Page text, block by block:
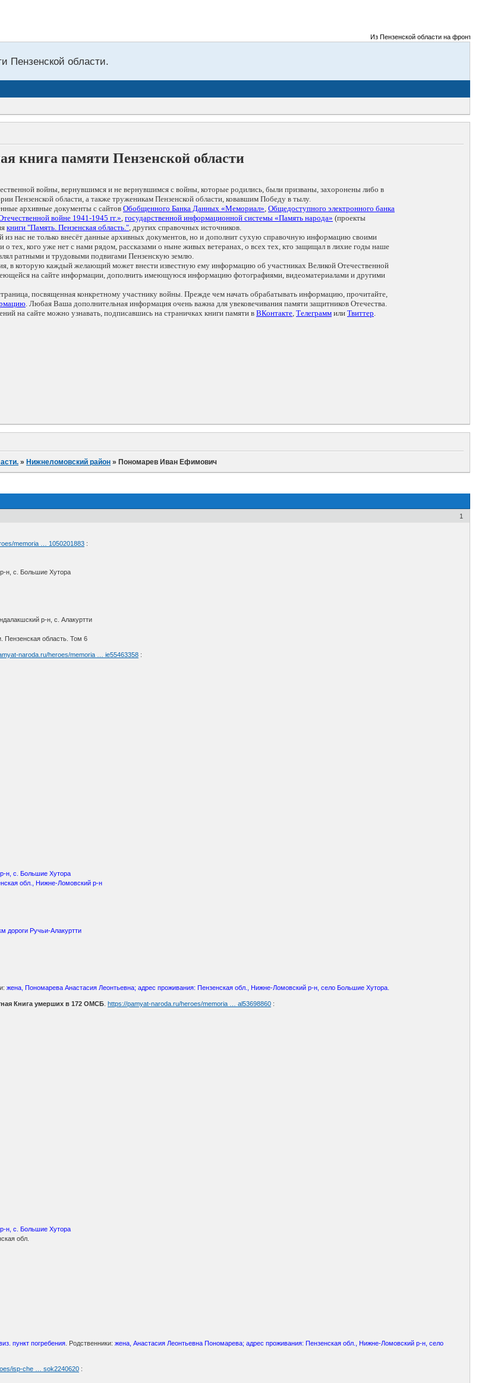
Из Пензенской области на фронты
Пензенской области.
книга памяти Пензенской области
войны, вернувшимся и не вернувшимся с войны, которые родились, были призваны, захоронены либо в
Пензенской области, а также труженикам Пензенской области, ковавшим Победу в тылу.
архивные документы с сайтов Обобщенного Банка Данных «Мемориал», Общедоступного электронного банка
войне 1941-1945 гг.», государственной информационной системы «Память народа» (проекты
книги "Память. Пензенская область.", других справочных источников.
из нас не только внесёт данные архивных документов, но и дополнит сухую справочную информацию своими
тех, кого уже нет с нами рядом, рассказами о ныне живых ветеранах, о всех тех, кто защищал в лихие годы наше
ратными и трудовыми подвигами Пензенскую землю.
в которую каждый желающий может внести известную ему информацию об участниках Великой Отечественной
на сайте информации, дополнить имеющуюся информацию фотографиями, видеоматериалами и другими
посвященная конкретному участнику войны. Прежде чем начать обрабатывать информацию, прочитайте,
. Любая Ваша дополнительная информация очень важна для увековечивания памяти защитников Отечества.
на сайте можно узнавать, подписавшись на страничках книги памяти в ВКонтакте, Телеграмм или Твиттер.
» Нижнеломовский район » Пономарев Иван Ефимович
1
memoria … 1050201883 :
н, с. Большие Хутора
р-н, с. Алакуртти
Пензенская область. Том 6
naroda.ru/heroes/memoria … ie55463358 :
н, с. Большие Хутора
обл., Нижне-Ломовский р-н
дороги Ручьи-Алакуртти
жена, Пономарева Анастасия Леонтьевна; адрес проживания: Пензенская обл., Нижне-Ломовский р-н, село Большие Хутора.
Книга умерших в 172 ОМСБ .https://pamyat-naroda.ru/heroes/memoria … al53698860 :
н, с. Большие Хутора
обл.
пункт погребения . Родственники:жена, Анастасия Леонтьевна Пономарева; адрес проживания: Пензенская обл., Нижне-Ломовский р-н, село
isp-che … sok2240620 :